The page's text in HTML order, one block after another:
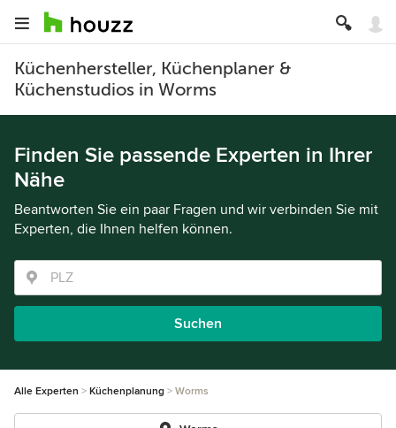
Küchenhersteller, Küchenplaner &
Küchenstudios in Worms
Finden Sie passende Experten in Ihrer
Nähe
Beantworten Sie ein paar Fragen und wir verbinden Sie mit
Experten, die Ihnen helfen können.
Suchen
Alle Experten Küchenplanung Worms